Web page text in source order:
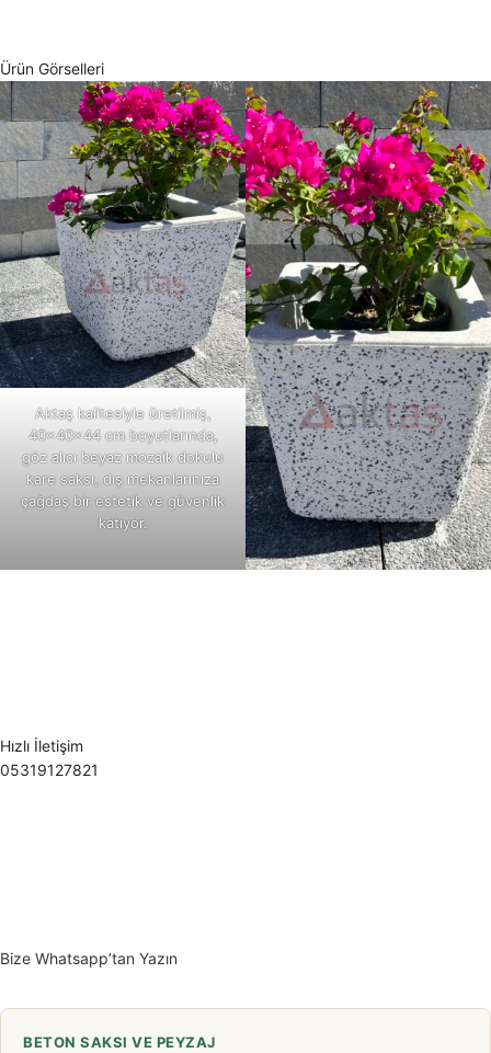
Ürün Görselleri
Aktaş kalitesiyle üretilmiş,
40x40x44 cm boyutlarında,
göz alıcı beyaz mozaik dokulu
kare saksı, dış mekanlarınıza
çağdaş bir estetik ve güvenlik
katıyor.
Hızlı İletişim
05319127821
Bize Whatsapp’tan Yazın
BETON SAKSI VE PEYZAJ